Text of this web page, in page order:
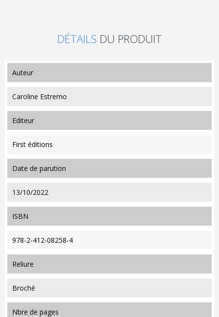
DÉTAILS DU PRODUIT
auteur
Caroline Estremo
editeur
First éditions
date de parution
13/10/2022
ISBN
978-2-412-08258-4
reliure
Broché
nbre de pages